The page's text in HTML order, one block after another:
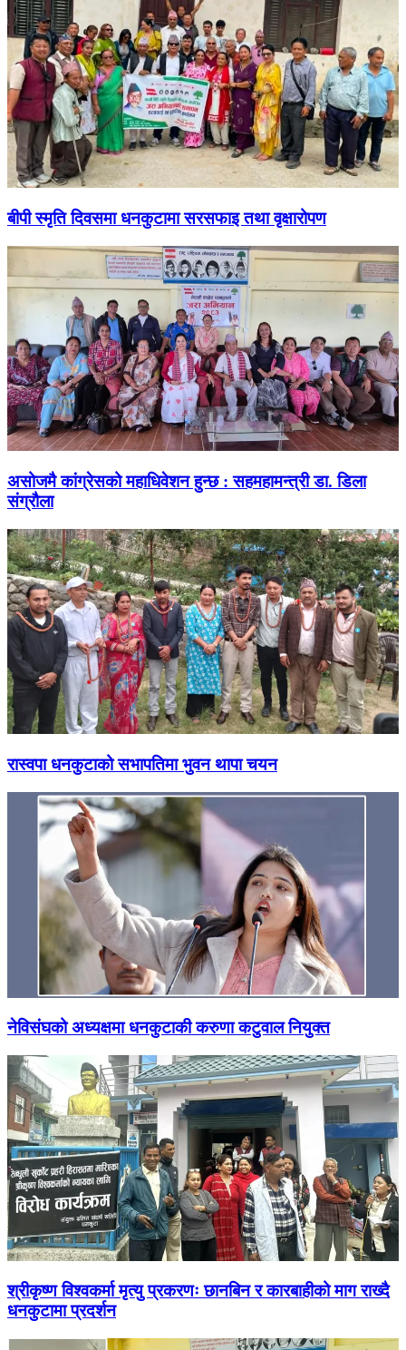
बीपी स्मृति दिवसमा धनकुटामा सरसफाइ तथा वृक्षारोपण
असोजमै कांग्रेसको महाधिवेशन हुन्छ : सहमहामन्त्री डा. डिला
संग्रौला
रास्वपा धनकुटाको सभापतिमा भुवन थापा चयन
नेविसंघको अध्यक्षमा धनकुटाकी करुणा कटुवाल नियुक्त
श्रीकृष्ण विश्वकर्मा मृत्यु प्रकरणः छानबिन र कारबाहीको माग राख्दै
धनकुटामा प्रदर्शन